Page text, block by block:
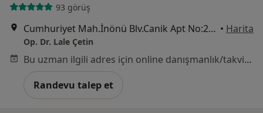
93 görüş
Cumhuriyet Mah.İnönü Blv.Canik Apt No:210 Kat:5 Daire:17, Samsun • Harita
Op. Dr. Lale Çetin
Bu uzman ilgili adres için online danışmanlık/takvim sunmuyor.
Randevu talep et